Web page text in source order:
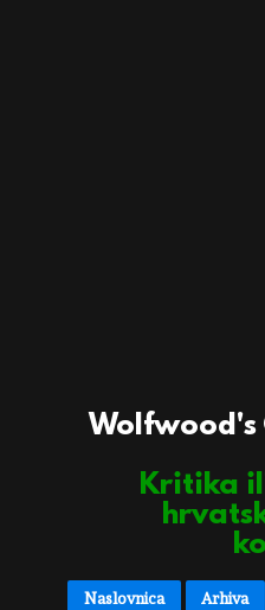
Wolfwood's
Kritika
Naslovnica Arhiva